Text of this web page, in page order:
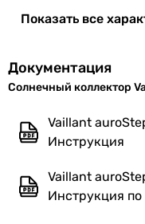
Теплоноситель
КПД
давление
Показать все
Документация
Солнечный коллектор
Vaillant
Инструкция
Vaillant
Инструкция